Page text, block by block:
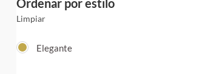
Limpiar
Elegante